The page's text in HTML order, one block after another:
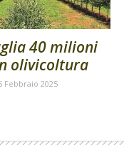
40 milioni
olivicoltura
Febbraio 2025